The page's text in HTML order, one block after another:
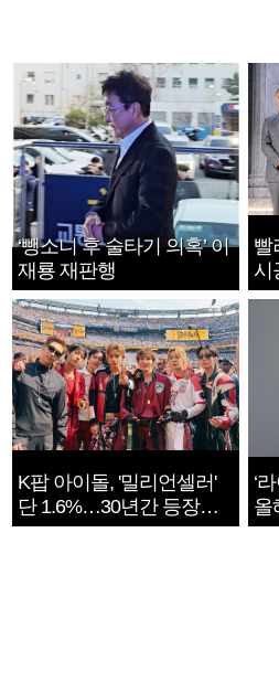
‘뺑소니 후 술타기 의혹’ 이
재룡 재판행
빨
시
지
K팝 아이돌, '밀리언셀러'
단 1.6%…30년간 등장
1182개팀 전수조사
‘
올
확